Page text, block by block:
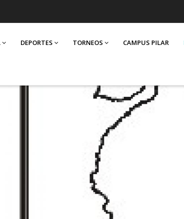
DEPORTES TORNEOS CAMPUS PILAR